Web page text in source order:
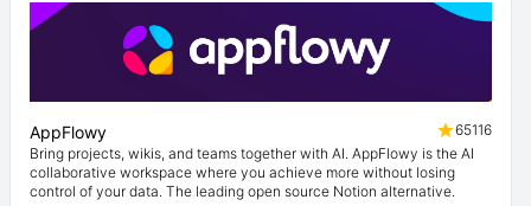
AppFlowy
65116
Bring projects, wikis, and teams together with AI. AppFlowy is the AI
collaborative workspace where you achieve more without losing
control of your data. The leading open source Notion alternative.